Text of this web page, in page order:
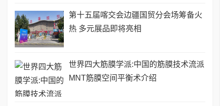
第十五届喀交会边疆国贸分会场筹备火
热 多元展品即将亮相
世界四大筋膜学派:中国的筋膜技术流派
MNT筋膜空间平衡术介绍